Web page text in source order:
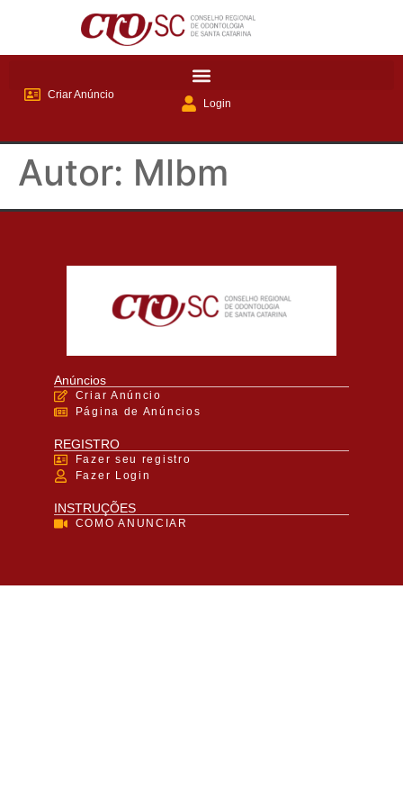
Criar Anúncio
Login
Autor: Mlbm
Anúncios
Criar Anúncio
Página de Anúncios
REGISTRO
Fazer seu registro
Fazer Login
INSTRUÇÕES
COMO ANUNCIAR